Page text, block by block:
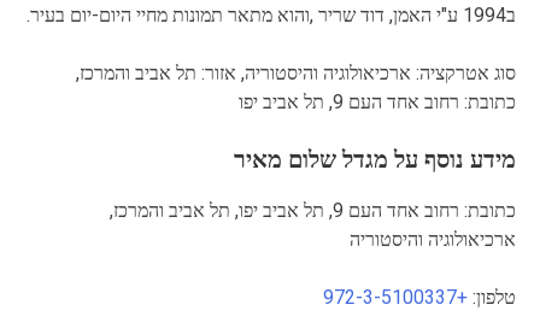
ב1994 ע"י האמן, דוד שריר ,והוא מתאר תמונות מחיי היום-יום בעיר.
סוג אטרקציה: ארכיאולוגיה והיסטוריה, אזור: תל אביב והמרכז,
כתובת: רחוב אחד העם 9, תל אביב יפו
מידע נוסף על מגדל שלום מאיר
כתובת: רחוב אחד העם 9, תל אביב יפו, תל אביב והמרכז,
ארכיאולוגיה והיסטוריה
טלפון: +972-3-5100337